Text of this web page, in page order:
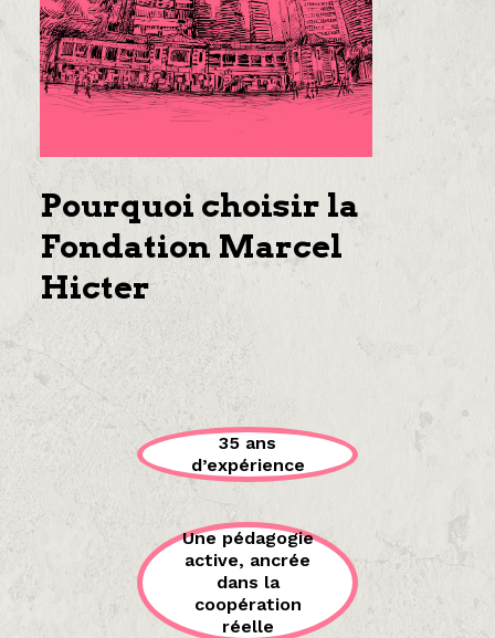
Pourquoi choisir la
Fondation Marcel
Hicter
35 ans
d’expérience
Une pédagogie
active, ancrée
dans la
coopération
réelle